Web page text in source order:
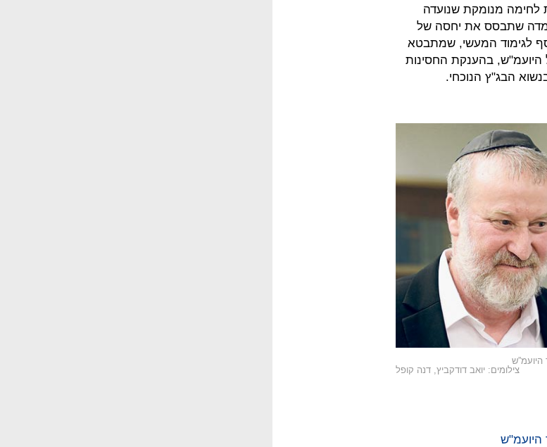
לחימה מנומקת שנועדה
שתבסס את יחסה של
לגימוד המעשי, שמתבטא
היועמ"ש, בהענקת החסינות
הבג"ץ הנוכחי.
צילומים: יואב דודקביץ, דנה קופל